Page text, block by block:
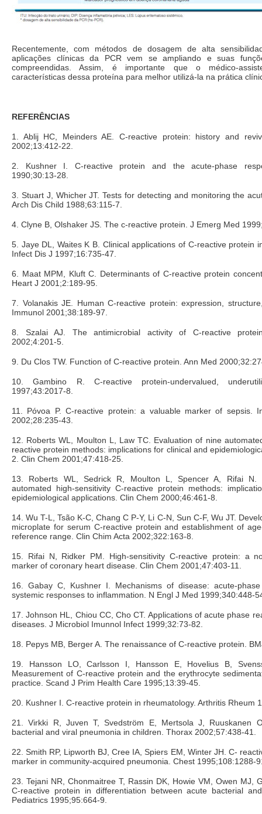
Recentemente, com métodos de dosagem de alta
aplicações clínicas da PCR vem se ampliando e suas
compreendidas. Assim, é importante que o médico-
características dessa proteína para melhor utilizá-la na prática
REFERÊNCIAS
1. Ablij HC, Meinders AE. C-reactive protein: history and
2002;13:412-22.
2. Kushner I. C-reactive protein and the acute-phase
1990;30:13-28.
3. Stuart J, Whicher JT. Tests for detecting and monitoring the
Arch Dis Child 1988;63:115-7.
4. Clyne B, Olshaker JS. The c-reactive protein. J Emerg Med
5. Jaye DL, Waites K B. Clinical applications of C-reactive protein
Infect Dis J 1997;16:735-47.
6. Maat MPM, Kluft C. Determinants of C-reactive protein
Heart J 2001;2:189-95.
7. Volanakis JE. Human C-reactive protein: expression,
Immunol 2001;38:189-97.
8. Szalai AJ. The antimicrobial activity of C-reactive
2002;4:201-5.
9. Du Clos TW. Function of C-reactive protein. Ann Med
10. Gambino R. C-reactive protein-undervalued,
1997;43:2017-8.
11. Póvoa P. C-reactive protein: a valuable marker of sepsis.
2002;28:235-43.
12. Roberts WL, Moulton L, Law TC. Evaluation of nine
reactive protein methods: implications for clinical and
2. Clin Chem 2001;47:418-25.
13. Roberts WL, Sedrick R, Moulton L, Spencer A, Rifai N.
automated high-sensitivity C-reactive protein methods:
epidemiological applications. Clin Chem 2000;46:461-8.
14. Wu T-L, Tsão K-C, Chang C P-Y, Li C-N, Sun C-F, Wu JT.
microplate for serum C-reactive protein and establishment of
reference range. Clin Chim Acta 2002;322:163-8.
15. Rifai N, Ridker PM. High-sensitivity C-reactive protein: a
marker of coronary heart disease. Clin Chem 2001;47:403-11.
16. Gabay C, Kushner I. Mechanisms of disease: acute-
systemic responses to inflammation. N Engl J Med 1999;340:448-
17. Johnson HL, Chiou CC, Cho CT. Applications of acute phase
diseases. J Microbiol Imunnol Infect 1999;32:73-82.
18. Pepys MB, Berger A. The renaissance of C-reactive protein.
19. Hansson LO, Carlsson I, Hansson E, Hovelius B,
Measurement of C-reactive protein and the erythrocyte
practice. Scand J Prim Health Care 1995;13:39-45.
20. Kushner I. C-reactive protein in rheumatology. Arthritis Rheum
21. Virkki R, Juven T, Svedström E, Mertsola J, Ruuskanen
bacterial and viral pneumonia in children. Thorax 2002;57:438-41.
22. Smith RP, Lipworth BJ, Cree IA, Spiers EM, Winter JH. C-
marker in community-acquired pneumonia. Chest 1995;108:1288-
23. Tejani NR, Chonmaitree T, Rassin DK, Howie VM, Owen MJ,
C-reactive protein in differentiation between acute bacterial
Pediatrics 1995;95:664-9.